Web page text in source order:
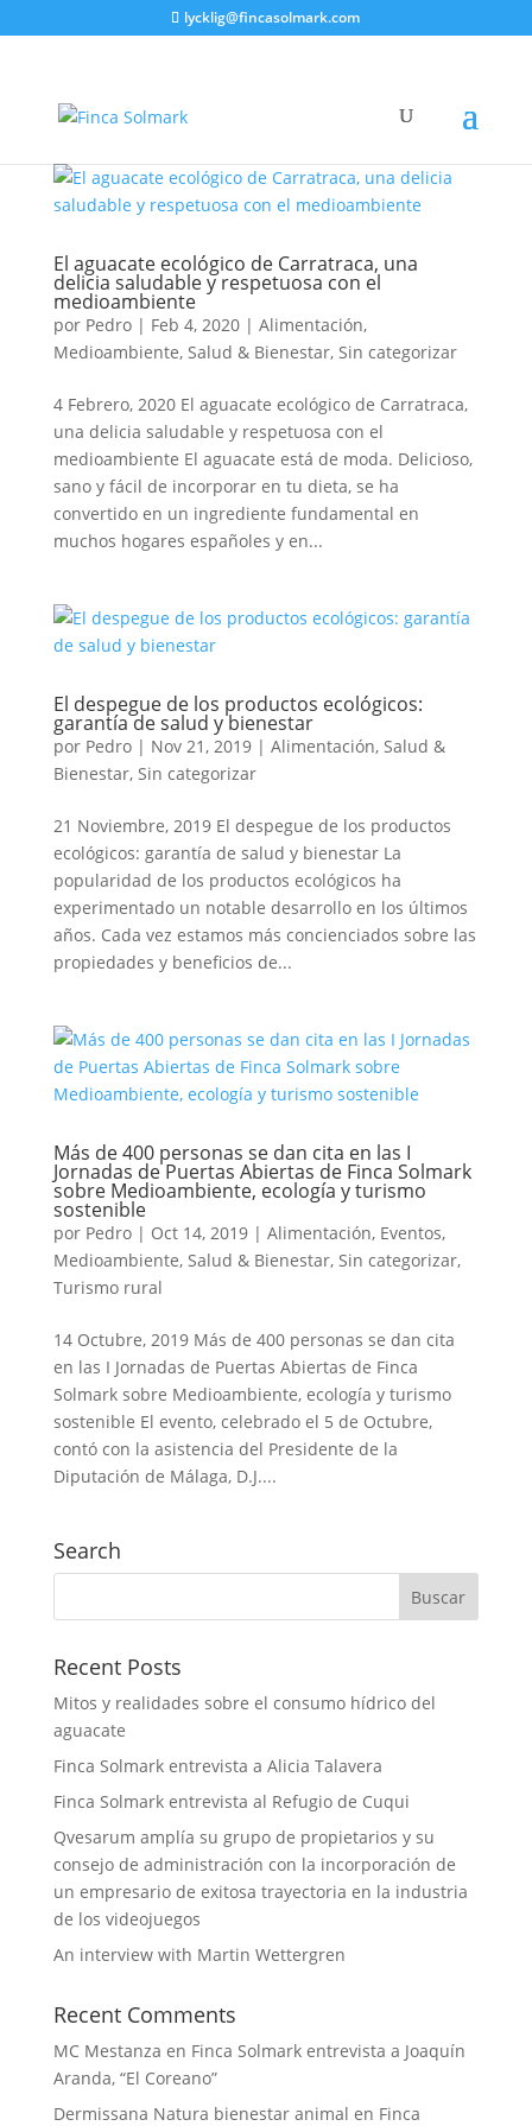
lycklig@fincasolmark.com
El aguacate ecológico de Carratraca, una
delicia saludable y respetuosa con el
medioambiente
por Pedro| Feb 4, 2020| Alimentación,
Medioambiente, Salud & Bienestar, Sin categorizar
4 Febrero, 2020 El aguacate ecológico de Carratraca,
una delicia saludable y respetuosa con el
medioambiente El aguacate está de moda. Delicioso,
sano y fácil de incorporar en tu dieta, se ha
convertido en un ingrediente fundamental en
muchos hogares españoles y en...
El despegue de los productos ecológicos:
garantía de salud y bienestar
por Pedro| Nov 21, 2019| Alimentación, Salud &
Bienestar, Sin categorizar
21 Noviembre, 2019 El despegue de los productos
ecológicos: garantía de salud y bienestar La
popularidad de los productos ecológicos ha
experimentado un notable desarrollo en los últimos
años. Cada vez estamos más concienciados sobre las
propiedades y beneficios de...
Más de 400 personas se dan cita en las I
Jornadas de Puertas Abiertas de Finca Solmark
sobre Medioambiente, ecología y turismo
sostenible
por Pedro| Oct 14, 2019| Alimentación, Eventos,
Medioambiente, Salud & Bienestar, Sin categorizar,
Turismo rural
14 Octubre, 2019 Más de 400 personas se dan cita
en las I Jornadas de Puertas Abiertas de Finca
Solmark sobre Medioambiente, ecología y turismo
sostenible El evento, celebrado el 5 de Octubre,
contó con la asistencia del Presidente de la
Diputación de Málaga, D.J....
Search
Recent Posts
Mitos y realidades sobre el consumo hídrico del
aguacate
Finca Solmark entrevista a Alicia Talavera
Finca Solmark entrevista al Refugio de Cuqui
Qvesarum amplía su grupo de propietarios y su
consejo de administración con la incorporación de
un empresario de exitosa trayectoria en la industria
de los videojuegos
An interview with Martin Wettergren
Recent Comments
MC Mestanza en Finca Solmark entrevista a Joaquín
Aranda, “El Coreano”
Dermissana Natura bienestar animal en Finca